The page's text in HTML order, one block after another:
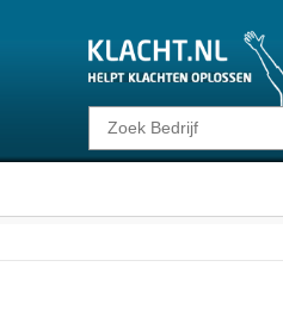
Klacht melden
Consumentenrecht